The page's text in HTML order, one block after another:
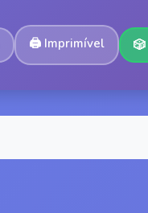
🖨️ Imprimível 🎲